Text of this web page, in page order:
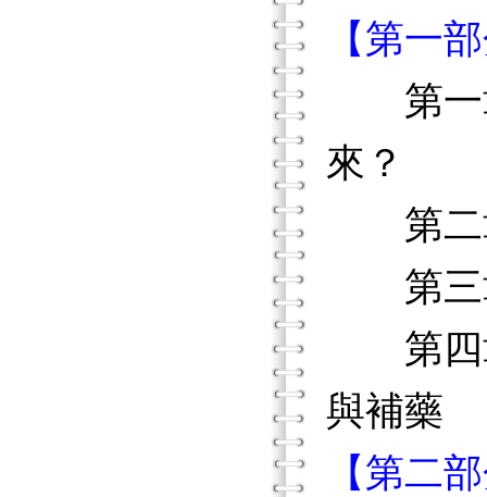
【第一
第一
來？
第二
第三
第四
與補藥
【第二